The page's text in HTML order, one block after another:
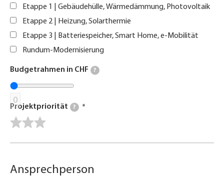
Etappe 1 | Gebäudehülle, Wärmedämmung, Photovoltaik
Etappe 2 | Heizung, Solarthermie
Etappe 3 | Batteriespeicher, Smart Home, e-Mobilität
Rundum-Modernisierung
Budgetrahmen in CHF ?
0
Projektpriorität ?
Ansprechperson